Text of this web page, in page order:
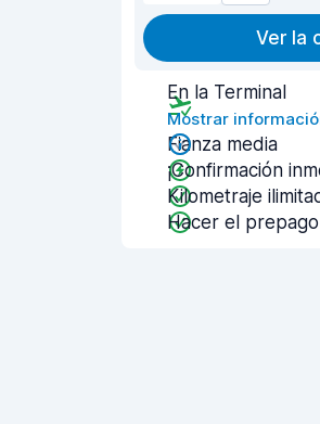
Ver la
En la Terminal
Mostrar
Fianza media
¡Confirmación
Kilometraje
Hacer el